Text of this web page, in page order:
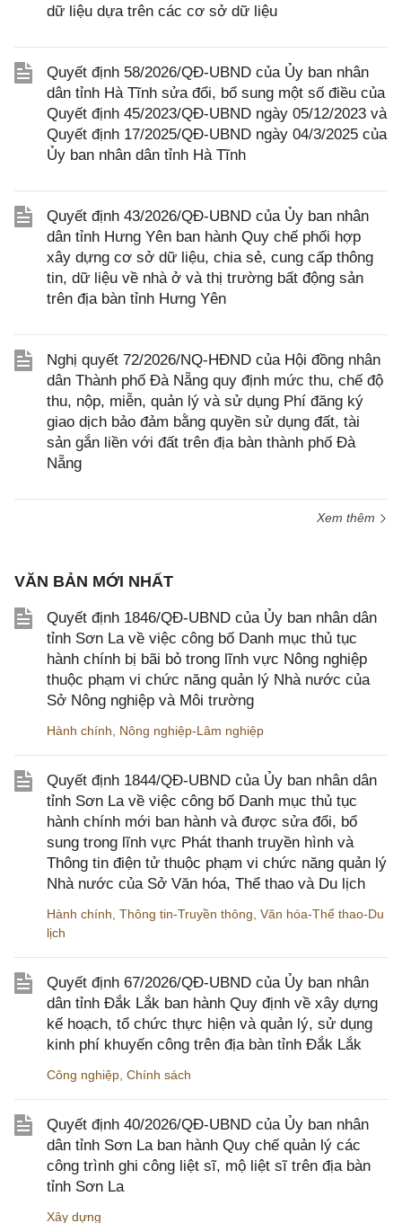
dữ liệu dựa trên các cơ sở dữ liệu
Quyết định 58/2026/QĐ-UBND của Ủy ban nhân
dân tỉnh Hà Tĩnh sửa đổi, bổ sung một số điều của
Quyết định 45/2023/QĐ-UBND ngày 05/12/2023 và
Quyết định 17/2025/QĐ-UBND ngày 04/3/2025 của
Ủy ban nhân dân tỉnh Hà Tĩnh
Quyết định 43/2026/QĐ-UBND của Ủy ban nhân
dân tỉnh Hưng Yên ban hành Quy chế phối hợp
xây dựng cơ sở dữ liệu, chia sẻ, cung cấp thông
tin, dữ liệu về nhà ở và thị trường bất động sản
trên địa bàn tỉnh Hưng Yên
Nghị quyết 72/2026/NQ-HĐND của Hội đồng nhân
dân Thành phố Đà Nẵng quy định mức thu, chế độ
thu, nộp, miễn, quản lý và sử dụng Phí đăng ký
giao dịch bảo đảm bằng quyền sử dụng đất, tài
sản gắn liền với đất trên địa bàn thành phố Đà
Nẵng
Xem thêm
VĂN BẢN MỚI NHẤT
Quyết định 1846/QĐ-UBND của Ủy ban nhân dân
tỉnh Sơn La về việc công bố Danh mục thủ tục
hành chính bị bãi bỏ trong lĩnh vực Nông nghiệp
thuộc phạm vi chức năng quản lý Nhà nước của
Sở Nông nghiệp và Môi trường
Hành chính Nông nghiệp-Lâm nghiệp
Quyết định 1844/QĐ-UBND của Ủy ban nhân dân
tỉnh Sơn La về việc công bố Danh mục thủ tục
hành chính mới ban hành và được sửa đổi, bổ
sung trong lĩnh vực Phát thanh truyền hình và
Thông tin điện tử thuộc phạm vi chức năng quản lý
Nhà nước của Sở Văn hóa, Thể thao và Du lịch
Hành chính Thông tin-Truyền thông Văn hóa-Thể thao-Du
lịch
Quyết định 67/2026/QĐ-UBND của Ủy ban nhân
dân tỉnh Đắk Lắk ban hành Quy định về xây dựng
kế hoạch, tổ chức thực hiện và quản lý, sử dụng
kinh phí khuyến công trên địa bàn tỉnh Đắk Lắk
Công nghiệp Chính sách
Quyết định 40/2026/QĐ-UBND của Ủy ban nhân
dân tỉnh Sơn La ban hành Quy chế quản lý các
công trình ghi công liệt sĩ, mộ liệt sĩ trên địa bàn
tỉnh Sơn La
Xây dựng